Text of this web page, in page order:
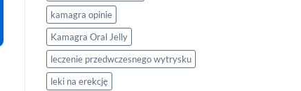
kamagra opinie
Kamagra Oral Jelly
leczenie przedwczesnego wytrysku
leki na erekcję